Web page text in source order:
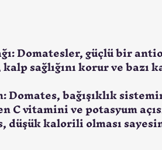
Domatesler, güçlü bir
sağlığını korur ve bazı
Domates, bağışıklık
C vitamini ve potasyum
düşük kalorili olması